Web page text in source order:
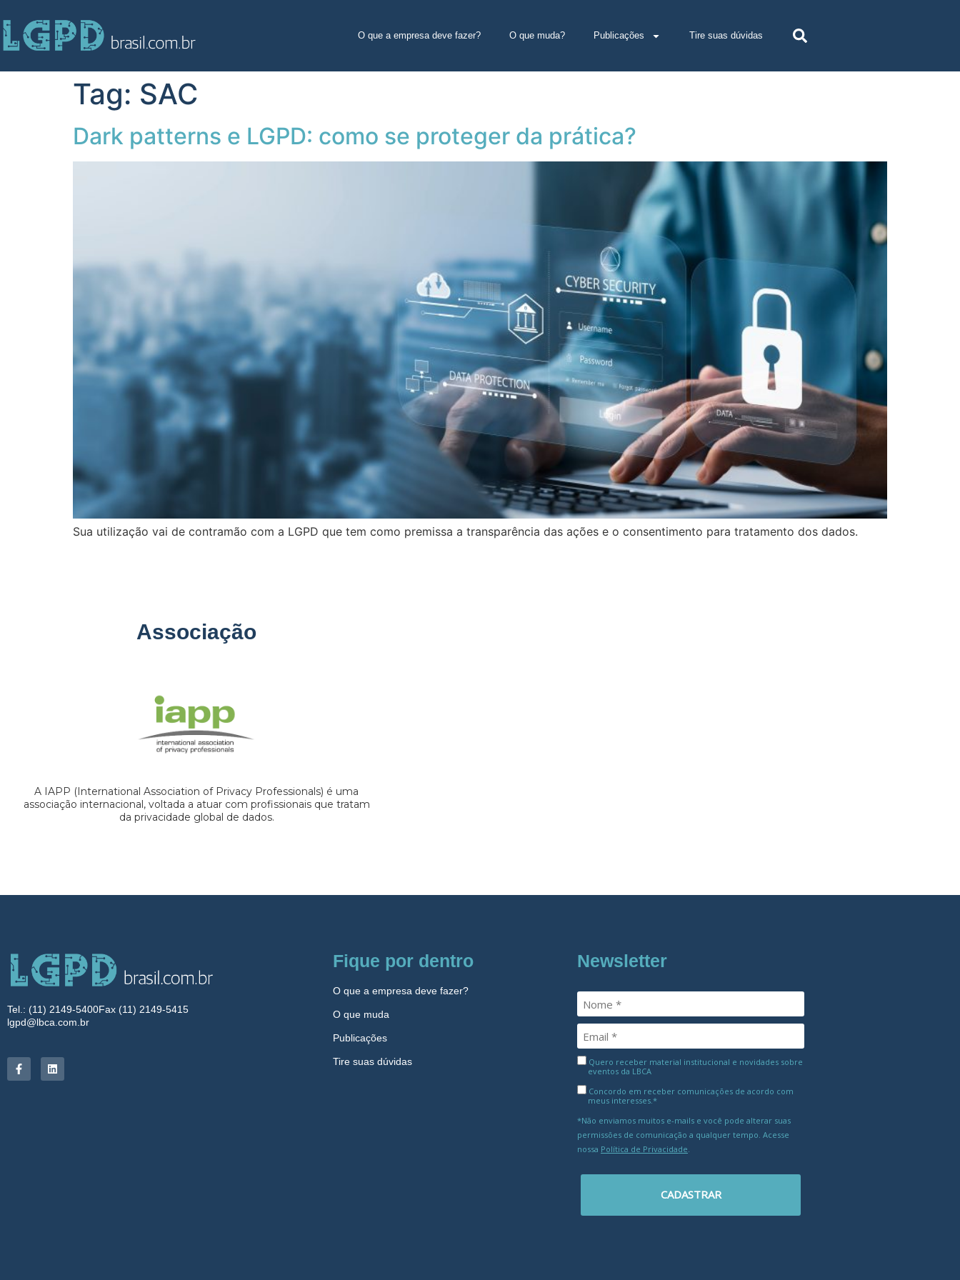
O que a empresa deve fazer? O que muda? Publicações Tire suas dúvidas
Tag: SAC
Dark patterns e LGPD: como se proteger da prática?
Sua utilização vai de contramão com a LGPD que tem como premissa a transparência das ações e o consentimento para tratamento dos dados.
Associação
A IAPP (International Association of Privacy Professionals) é uma
associação internacional, voltada a atuar com profissionais que tratam
da privacidade global de dados.
Tel.: (11) 2149-5400Fax (11) 2149-5415
lgpd@lbca.com.br
Fique por dentro
O que a empresa deve fazer?
O que muda
Publicações
Tire suas dúvidas
Newsletter
Quero receber material institucional e novidades sobre
eventos da LBCA
Concordo em receber comunicações de acordo com
meus interesses.*
*Não enviamos muitos e-mails e você pode alterar suas
permissões de comunicação a qualquer tempo. Acesse
nossa Política de Privacidade
CADASTRAR